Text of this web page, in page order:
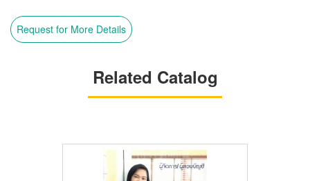
Request for More Details
Related Catalog